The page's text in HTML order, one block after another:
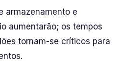
armazenamento e
aumentarão; os tempos
tornam-se críticos para